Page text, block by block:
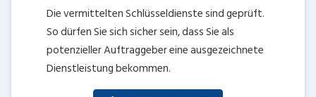
Die vermittelten Schlüsseldienste sind geprüft.
So dürfen Sie sich sicher sein, dass Sie als
potenzieller Auftraggeber eine ausgezeichnete
Dienstleistung bekommen.